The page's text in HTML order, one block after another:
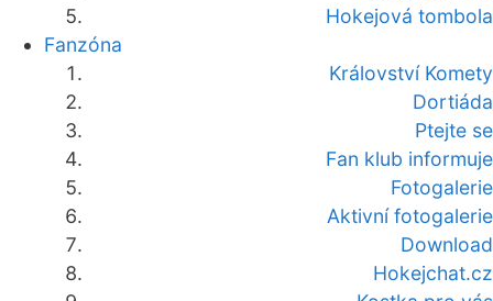
Hokejová tombola
Fanzóna
Království Komety
Dortiáda
Ptejte se
Fan klub informuje
Fotogalerie
Aktivní fotogalerie
Download
Hokejchat.cz